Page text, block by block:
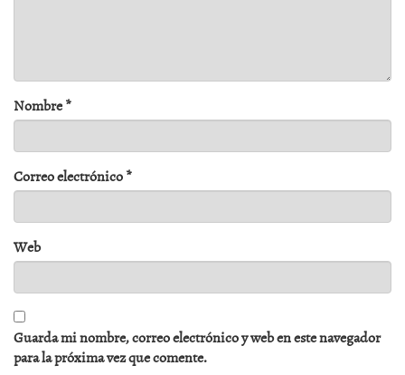
Nombre*
Correo electrónico*
Web
Guarda mi nombre, correo electrónico y web en este navegador
para la próxima vez que comente.